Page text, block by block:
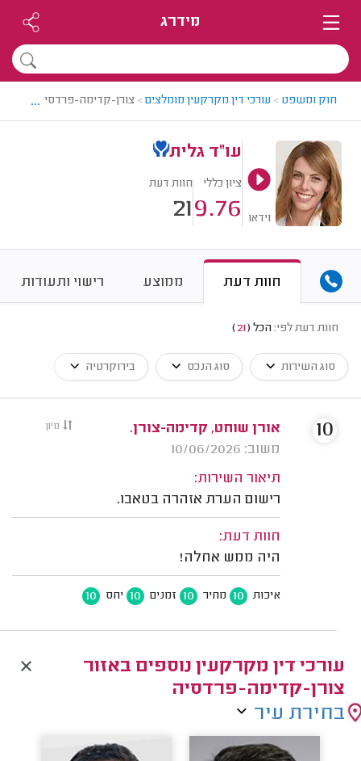
מידרג
חוק ומשפט > עורכי דין מקרקעין מומלצים> צורן-קדימה-פרדסיה > עורך
...
וידאו
עו"ד גלית
ציון כללי
9.76
חוות דעת
21
חוות דעת ממוצע רישוי ותעודות
חוות דעת לפי: הכל (
21
)
סוג השירות סוג הנכס בירוקרטיה
מיון
אורן שוחט, קדימה-צורן.
משוב: 10/06/2026
תיאור השירות:
רישום הערת אזהרה בטאבו.
חוות דעת:
היה ממש אחלה!
איכות 10 מחיר 10 זמנים 10 יחס 10
10
עורכי דין מקרקעין נוספים באזור
צורן-קדימה-פרדסיה
בחירת עיר